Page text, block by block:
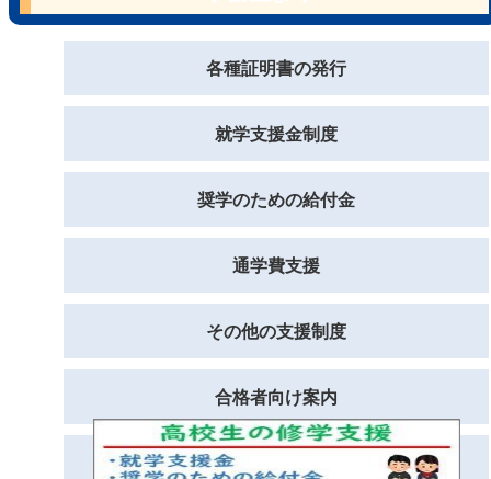
各種証明書の発行
就学支援金制度
奨学のための給付金
通学費支援
その他の支援制度
合格者向け案内